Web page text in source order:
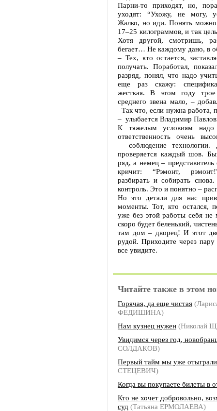
Парни-то приходят, но,
уходят: “Ухожу, не могу,
Жалко, но иди. Понять
17–25 килограммов, и так
Хотя другой, смотришь,
бегает… Не каждому дано, в
– Тех, кто остается,
получать. Поработал,
разряд, понял, что надо
еще раз скажу:
жесткая. В этом году
среднего звена мало, –
Так что, если нужна работа,
– улыбается Владимир
К тяжелым условиям надо
ответственность очень
соблюдение технологии.
проверяется каждый шов.
ряд, а немец –
кричит: “Рэмонт,
разбирать и собирать
контроль. Это и понятно –
Но это детали для нас
моменты. Тот, кто остался,
уже без этой работы себя не
скоро будет беленький,
там дом – дворец! И этот
рудой. Приходите через
все увидите.
Читайте также в этом
Горячая, да еще чистая
ФЕДИШИНА)
Нам кузнец нужен (Николай
Увидимся через год,
СОЛДАКОВ)
Первый тайм мы уже отыграли
СТЕЦЕВИЧ)
Когда вы покупаете билеты в
Кто не хочет добровольно,
суд (Татьяна ЕРМОЛАЕВА)